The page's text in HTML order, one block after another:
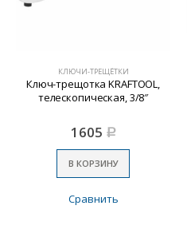
КЛЮЧИ-ТРЕЩЁТКИ
Ключ-трещотка KRAFTOOL,
телескопическая, 3/8″
1605 Р
В КОРЗИНУ
Сравнить